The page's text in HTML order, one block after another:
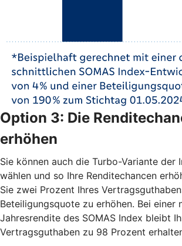
Option 3: Die
erhöhen
Sie können auch die Turbo-Variante der
wählen und so Ihre Renditechancen
Sie zwei Prozent Ihres
Beteiligungsquote zu erhöhen. Bei einer
Jahresrendite des SOMAS Index bleibt
Vertragsguthaben zu 98 Prozent